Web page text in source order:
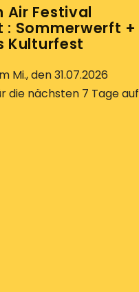
Air Festival
: Sommerwerft +
Kulturfest
Mi., den 31.07.2026
die nächsten 7 Tage auf